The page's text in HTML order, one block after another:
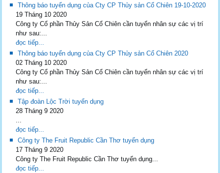
Thông báo tuyển dụng của Cty CP Thủy sản Cổ Chiên 19-10-2020
19 Tháng 10 2020
Công ty Cổ phần Thủy Sản Cổ Chiên cần tuyển nhân sự các vị trí
như sau:...
đọc tiếp...
Thông báo tuyển dụng của Cty CP Thủy sản Cổ Chiên 2020
02 Tháng 10 2020
Công ty Cổ phần Thủy Sản Cổ Chiên cần tuyển nhân sự các vị trí
như sau:...
đọc tiếp...
Tập đoàn Lộc Trời tuyển dụng
28 Tháng 9 2020
đọc tiếp...
Công ty The Fruit Republic Cần Thơ tuyển dụng
17 Tháng 9 2020
Công ty The Fruit Republic Cần Thơ tuyển dụng...
đọc tiếp...